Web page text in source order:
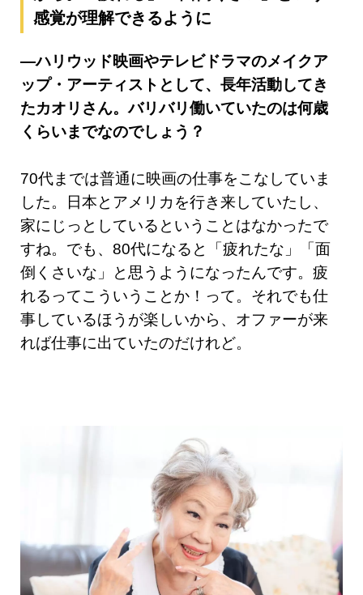
感覚が理解できるように
―ハリウッド映画やテレビドラマのメイクア
ップ・アーティストとして、長年活動してき
たカオリさん。バリバリ働いていたのは何歳
くらいまでなのでしょう？
70代までは普通に映画の仕事をこなしていま
した。日本とアメリカを行き来していたし、
家にじっとしているということはなかったで
すね。でも、80代になると「疲れたな」「面
倒くさいな」と思うようになったんです。疲
れるってこういうことか！って。それでも仕
事しているほうが楽しいから、オファーが来
れば仕事に出ていたのだけれど。